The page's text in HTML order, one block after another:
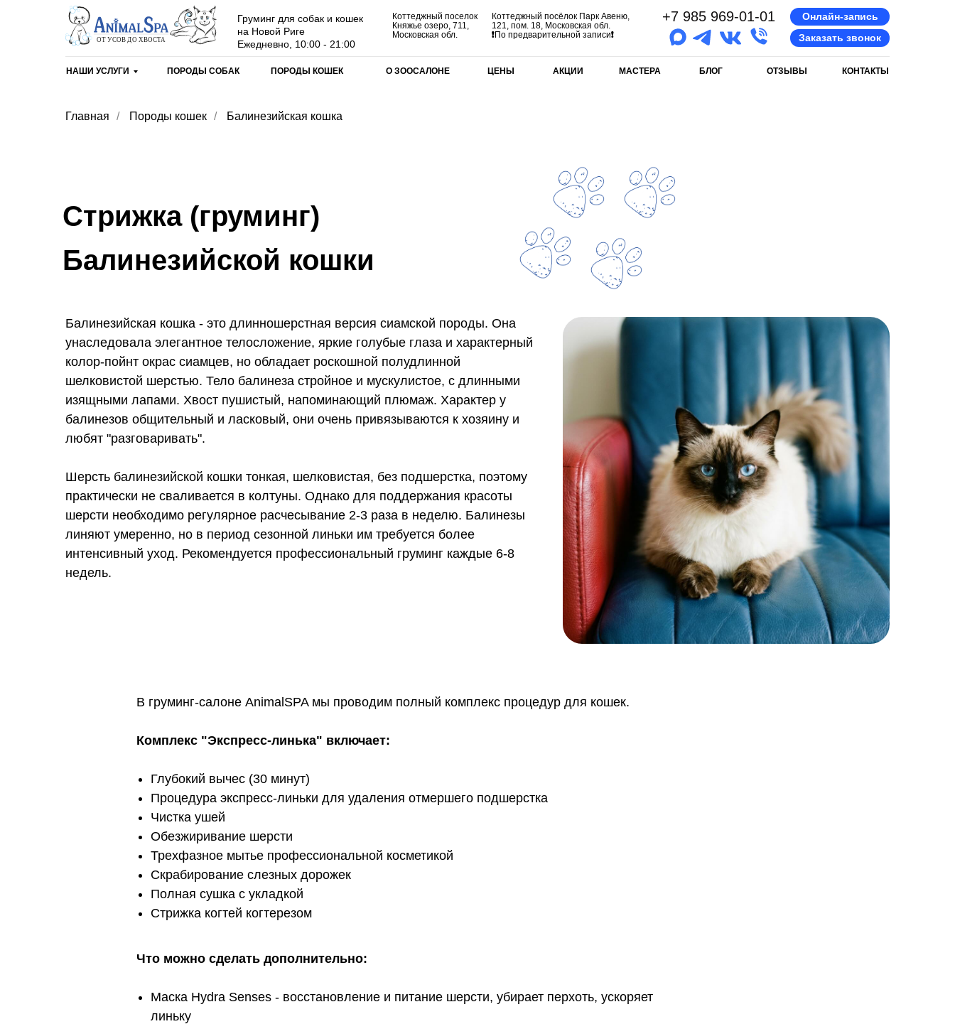
НАШИ УСЛУГИ О ЗООСАЛОНЕ
ПОРОДЫ СОБАК ЦЕНЫ АКЦИИ
Онлайн-запись
МАСТЕРА БЛОГ КОНТАКТЫ
ОТЗЫВЫ
Груминг для собак и кошек
на Новой Риге
Заказать звонок
+7 985 969-01-01
Ежедневно, 10:00 - 21:00
Коттеджный поселок
Княжье озеро, 711,
Московская обл.
Коттеджный посёлок Парк Авеню,
121, пом. 18, Московская обл.
❗По предварительной записи❗
ПОРОДЫ КОШЕК
Главная / Породы кошек / Балинезийская кошка
Стрижка (груминг)
Балинезийской кошки
Балинезийская кошка - это длинношерстная версия сиамской породы. Она
унаследовала элегантное телосложение, яркие голубые глаза и характерный
колор-пойнт окрас сиамцев, но обладает роскошной полудлинной
шелковистой шерстью. Тело балинеза стройное и мускулистое, с длинными
изящными лапами. Хвост пушистый, напоминающий плюмаж. Характер у
балинезов общительный и ласковый, они очень привязываются к хозяину и
любят "разговаривать".
Шерсть балинезийской кошки тонкая, шелковистая, без подшерстка, поэтому
практически не сваливается в колтуны. Однако для поддержания красоты
шерсти необходимо регулярное расчесывание 2-3 раза в неделю. Балинезы
линяют умеренно, но в период сезонной линьки им требуется более
интенсивный уход. Рекомендуется профессиональный груминг каждые 6-8
недель.
В груминг-салоне AnimalSPA мы проводим полный комплекс процедур для кошек.
Комплекс "Экспресс-линька" включает:
Глубокий вычес (30 минут)
Процедура экспресс-линьки для удаления отмершего подшерстка
Чистка ушей
Обезжиривание шерсти
Трехфазное мытье профессиональной косметикой
Скрабирование слезных дорожек
Полная сушка с укладкой
Стрижка когтей когтерезом
Что можно сделать дополнительно:
Маска Hydra Senses - восстановление и питание шерсти, убирает перхоть, ускоряет
линьку